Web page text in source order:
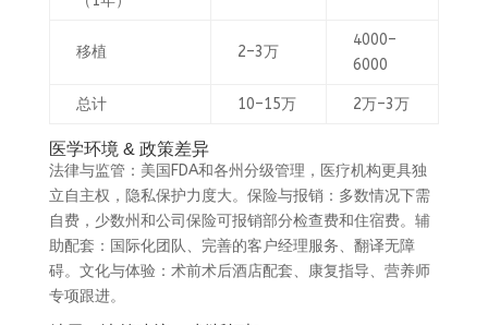
移植 2–3万
4000–
6000
总计 10–15万 2万–3万
医学环境 & 政策差异
法律与监管：美国FDA和各州分级管理，医疗机构更具独
立自主权，隐私保护力度大。保险与报销：多数情况下需
自费，少数州和公司保险可报销部分检查费和住宿费。辅
助配套：国际化团队、完善的客户经理服务、翻译无障
碍。文化与体验：术前术后酒店配套、康复指导、营养师
专项跟进。